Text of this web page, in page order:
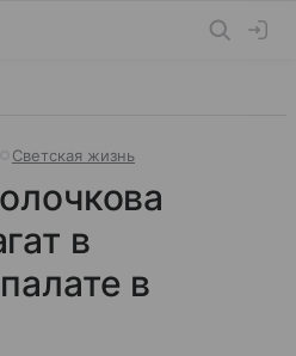
Светская жизнь
в
в